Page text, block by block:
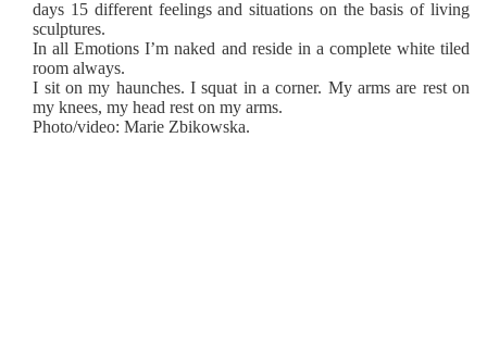
days 15 different feelings and situations on the basis of living
sculptures.
In all Emotions I’m naked and reside in a complete white tiled
room always.
I sit on my haunches. I squat in a corner. My arms are rest on
my knees, my head rest on my arms.
Photo/video: Marie Zbikowska.